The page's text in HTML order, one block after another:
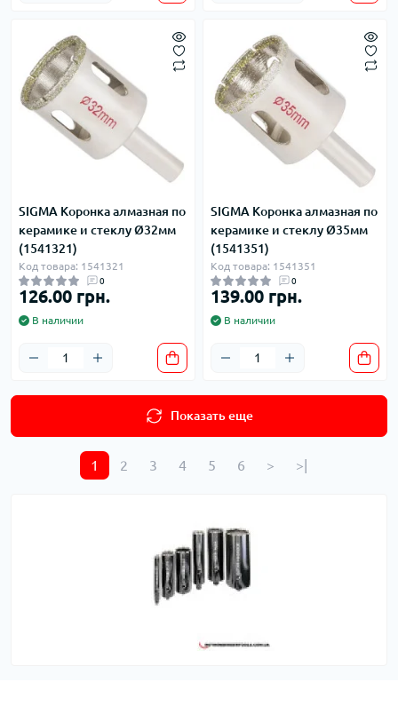
SIGMA Коронка алмазная по
керамике и стеклу Ø32мм
(1541321)
Код товара: 1541321
0
126.00 грн.
В наличии
SIGMA Коронка алмазная по
керамике и стеклу Ø35мм
(1541351)
Код товара: 1541351
0
139.00 грн.
В наличии
Показать еще
1 2 3 4 5 6 > >|